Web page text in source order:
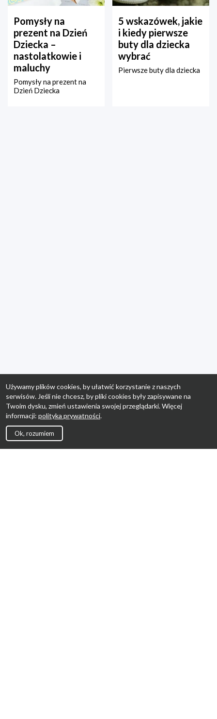
Pomysły na
prezent na Dzień
Dziecka –
nastolatkowie i
maluchy
Pomysły na prezent na
Dzień Dziecka
5 wskazówek, jakie
i kiedy pierwsze
buty dla dziecka
wybrać
Pierwsze buty dla dziecka
Używamy plików cookies, by ułatwić korzystanie z naszych
serwisów. Jeśli nie chcesz, by pliki cookies były zapisywane na
Twoim dysku, zmień ustawienia swojej przeglądarki. Więcej
informacji: polityka prywatności.
Ok, rozumiem